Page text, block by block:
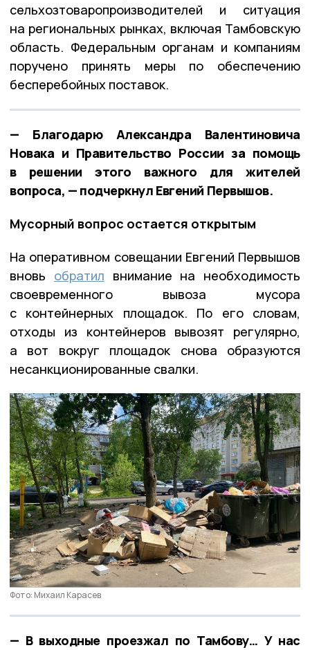
сельхозтоваропроизводителей и ситуация
на региональных рынках, включая Тамбовскую
область. Федеральным органам и компаниям
поручено принять меры по обеспечению
бесперебойных поставок.
— Благодарю Александра Валентиновича
Новака и Правительство России за помощь
в решении этого важного для жителей
вопроса, — подчеркнул Евгений Первышов.
Мусорный вопрос остается открытым
На оперативном совещании Евгений Первышов
вновь обратил внимание на необходимость
своевременного вывоза мусора
с контейнерных площадок. По его словам,
отходы из контейнеров вывозят регулярно,
а вот вокруг площадок снова образуются
несанкционированные свалки.
Фото: Михаил Карасев
— В выходные проезжал по Тамбову… У нас